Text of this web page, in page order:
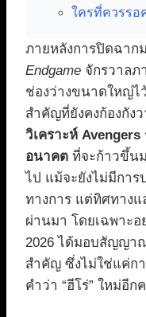
ใครที่ควรรอ
ภายหลังการปิดฉาก
Endgame จักรวาลภ
ช่องว่างขนาดใหญ่ไ
สำคัญที่ยังคงก้องกัง
วิเคราะห์
อนาคต ที่จะก้าวขึ้น
ไป แม้จะยังไม่มีการ
ทางการ แต่ทิศทาง
ผ่านมา โดยเฉพาะอ
2026 ได้มอบสัญญา
สำคัญ ซึ่งไม่ใช่แค่ก
คำว่า “ฮีโร่” ใหม่อี